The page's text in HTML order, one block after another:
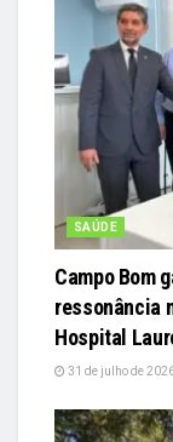
SAÚDE
Campo Bom
ressonância
Hospital
31 de julho de